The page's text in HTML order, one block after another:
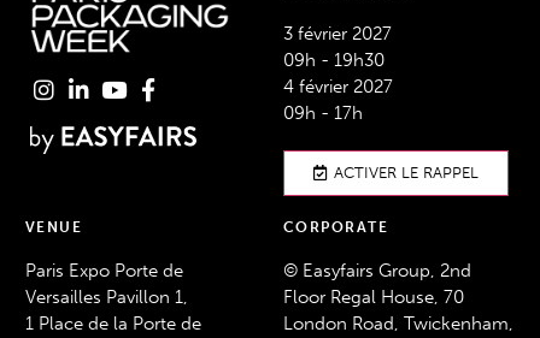
3 février 2027
09h - 19h30
4 février 2027
09h - 17h
ACTIVER LE RAPPEL
VENUE
Paris Expo Porte de
Versailles Pavillon 1,
1 Place de la Porte de
CORPORATE
© Easyfairs Group, 2nd
Floor Regal House, 70
London Road, Twickenham,